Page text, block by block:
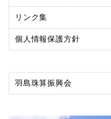
リンク集
個人情報保護方針
羽島珠算振興会